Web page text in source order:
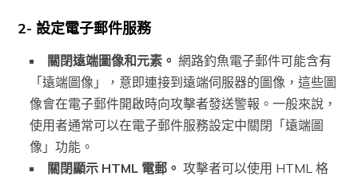
2- 設定電子郵件服務
關閉遠端圖像和元素。 網路釣魚電子郵件可能含有
「遠端圖像」，意即連接到遠端伺服器的圖像，這些圖
像會在電子郵件開啟時向攻擊者發送警報。一般來說，
使用者通常可以在電子郵件服務設定中關閉「遠端圖
像」功能。
關閉顯示 HTML 電郵。攻擊者可以使用 HTML 格